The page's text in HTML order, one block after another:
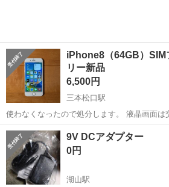
iPhone8（64GB）
リー新品
6,500円
三本松口駅
使わなくなったので処分します。 液晶画面は
はありません。 バッテリーも交換しているた
iOSも先日更新済みになります。 本体は角の
鳥取 米子市 三本松口駅
9V DCアダプター
0円
湖山駅